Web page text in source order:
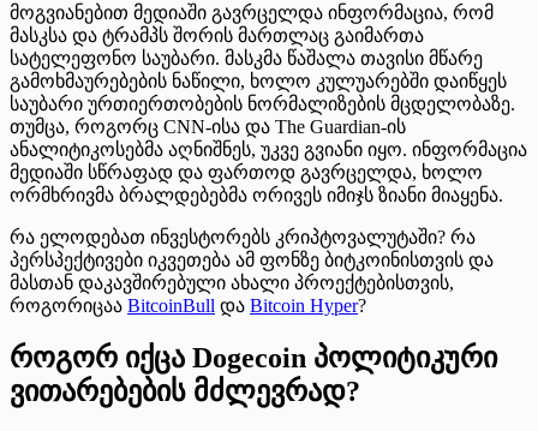
მოგვიანებით მედიაში გავრცელდა ინფორმაცია, რომ
მასკსა და ტრამპს შორის მართლაც გაიმართა
სატელეფონო საუბარი. მასკმა წაშალა თავისი მწარე
გამოხმაურებების ნაწილი, ხოლო კულუარებში დაიწყეს
საუბარი ურთიერთობების ნორმალიზების მცდელობაზე.
თუმცა, როგორც CNN-ისა და The Guardian-ის
ანალიტიკოსებმა აღნიშნეს, უკვე გვიანი იყო. ინფორმაცია
მედიაში სწრაფად და ფართოდ გავრცელდა, ხოლო
ორმხრივმა ბრალდებებმა ორივეს იმიჯს ზიანი მიაყენა.
რა ელოდებათ ინვესტორებს კრიპტოვალუტაში? რა
პერსპექტივები იკვეთება ამ ფონზე ბიტკოინისთვის და
მასთან დაკავშირებული ახალი პროექტებისთვის,
როგორიცაა BitcoinBull და Bitcoin Hyper?
როგორ იქცა Dogecoin პოლიტიკური
ვითარებების მძლევრად?